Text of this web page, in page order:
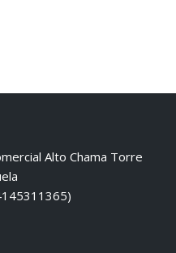
Alto Chama Torre